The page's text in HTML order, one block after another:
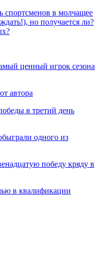
спортсменов в молчащее
но получается ли?
ценный игрок сезона
автора
в третий день
одного из
победу кряду в
в квалификации